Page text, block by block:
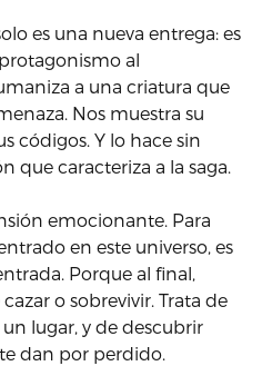
es una nueva entrega: es
al
a una criatura que
Nos muestra su
códigos. Y lo hace sin
que caracteriza a la saga.
emocionante. Para
en este universo, es
Porque al final,
o sobrevivir. Trata de
lugar, y de descubrir
dan por perdido.